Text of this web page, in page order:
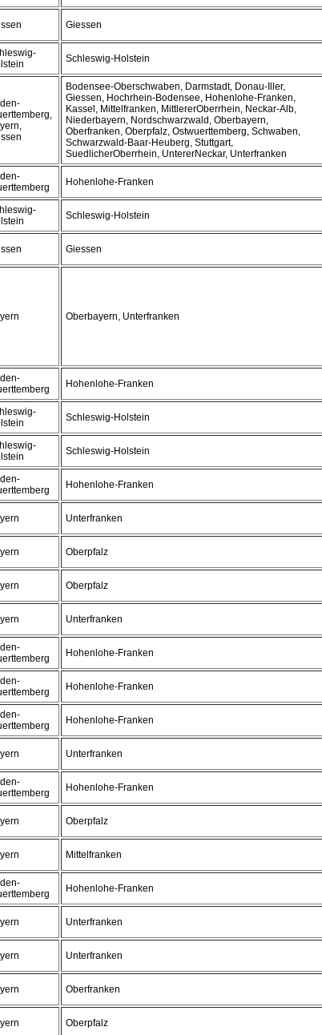
Giessen
Schleswig-Holstein
Bodensee-Oberschwaben, Darmstadt, Donau-Iller,
Giessen, Hochrhein-Bodensee, Hohenlohe-Franken,
Kassel, Mittelfranken, MittlererOberrhein, Neckar-Alb,
Niederbayern, Nordschwarzwald, Oberbayern,
Oberfranken, Oberpfalz, Ostwuerttemberg, Schwaben,
Schwarzwald-Baar-Heuberg, Stuttgart,
SuedlicherOberrhein, UntererNeckar, Unterfranken
Hohenlohe-Franken
Schleswig-Holstein
Giessen
Oberbayern, Unterfranken
Hohenlohe-Franken
Schleswig-Holstein
Schleswig-Holstein
Hohenlohe-Franken
Unterfranken
Oberpfalz
Oberpfalz
Unterfranken
Hohenlohe-Franken
Hohenlohe-Franken
Hohenlohe-Franken
Unterfranken
Hohenlohe-Franken
Oberpfalz
Mittelfranken
Hohenlohe-Franken
Unterfranken
Unterfranken
Oberfranken
Oberpfalz